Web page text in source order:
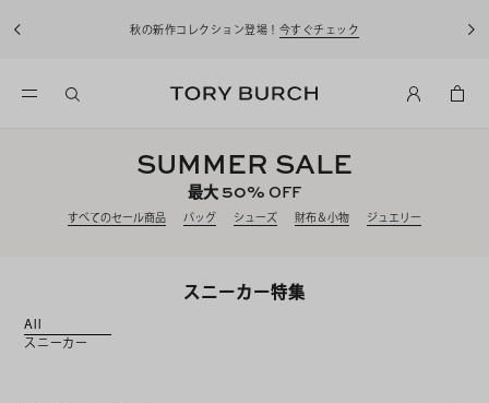
秋の新作コレクション登場！ 今すぐチェック
SUMMER SALE
最大50% OFF
すべてのセール商品 バッグ シューズ 財布＆小物 ジュエリー
スニーカー特集
All
スニーカー